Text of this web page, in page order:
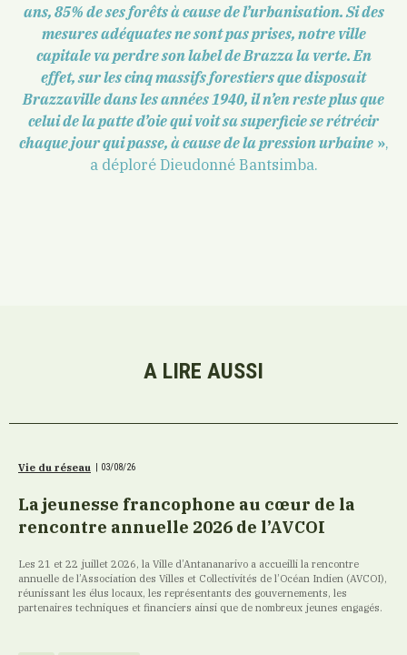
ans, 85% de ses forêts à cause de l’urbanisation. Si des
mesures adéquates ne sont pas prises, notre ville
capitale va perdre son label de Brazza la verte. En
effet, sur les cinq massifs forestiers que disposait
Brazzaville dans les années 1940, il n’en reste plus que
celui de la patte d’oie qui voit sa superficie se rétrécir
chaque jour qui passe, à cause de la pression urbaine»,
a déploré Dieudonné Bantsimba.
A LIRE AUSSI
Vie du réseau 03/08/26
La jeunesse francophone au cœur de la
rencontre annuelle 2026 de l’AVCOI
Les 21 et 22 juillet 2026, la Ville d’Antananarivo a accueilli la rencontre
annuelle de l’Association des Villes et Collectivités de l’Océan Indien (AVCOI),
réunissant les élus locaux, les représentants des gouvernements, les
partenaires techniques et financiers ainsi que de nombreux jeunes engagés.